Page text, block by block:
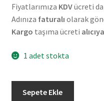
Fiyatlarımıza KDVücreti
Adınıza faturalı olarak
Kargo taşıma ücreti alıcıya
1 adet stokta
Sepete Ekle